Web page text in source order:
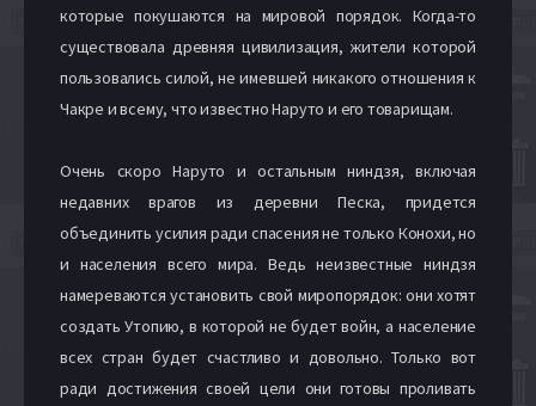
которые покушаются на мировой порядок. Когда-то
существовала древняя цивилизация, жители которой
пользовались силой, не имевшей никакого отношения к
Чакре и всему, что известно Наруто и его товарищам.
Очень скоро Наруто и остальным ниндзя, включая
недавних врагов из деревни Песка, придется
объединить усилия ради спасения не только Конохи, но
и населения всего мира. Ведь неизвестные ниндзя
намереваются установить свой миропорядок: они хотят
создать Утопию, в которой не будет войн, а население
всех стран будет счастливо и довольно. Только вот
ради достижения своей цели они готовы проливать